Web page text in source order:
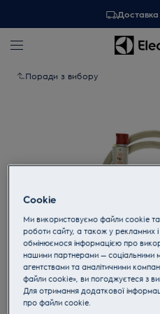
Доставка
Поради з вибору
Торкніться,
Cookie
Ми використовуємо файли cookie та
роботи сайту, а також у рекламних
обмінюємося інформацією про
нашими партнерами — соціальними
агентствами та аналітичними
файли cookie», ви погоджуєтеся з
Для отримання додаткової
прo файли cookie.